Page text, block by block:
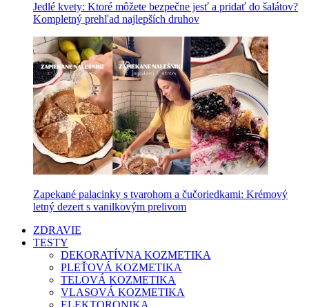
Jedlé kvety: Ktoré môžete bezpečne jesť a pridať do šalátov?
Kompletný prehľad najlepších druhov
Zapekané palacinky s tvarohom a čučoriedkami: Krémový
letný dezert s vanilkovým prelivom
ZDRAVIE
TESTY
DEKORATÍVNA KOZMETIKA
PLEŤOVÁ KOZMETIKA
TELOVÁ KOZMETIKA
VLASOVÁ KOZMETIKA
ELEKTORONIKA